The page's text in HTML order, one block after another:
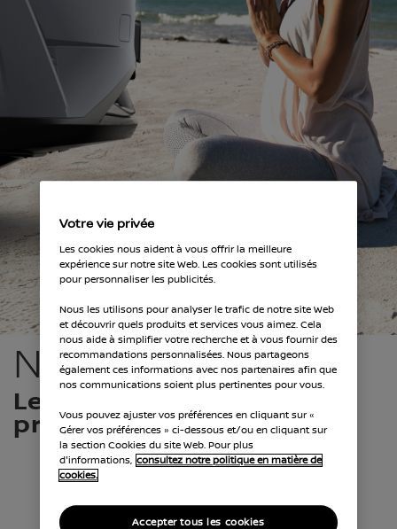
NISPRO
Le choix gagnant du
professionnel
NISPRO
Votre vie privée
Les cookies nous aident à vous offrir la meilleure
expérience sur notre site Web. Les cookies sont utilisés
pour personnaliser les publicités.
Nous les utilisons pour analyser le trafic de notre site Web
et découvrir quels produits et services vous aimez. Cela
nous aide à simplifier votre recherche et à vous fournir des
recommandations personnalisées. Nous partageons
également ces informations avec nos partenaires afin que
nos communications soient plus pertinentes pour vous.
Vous pouvez ajuster vos préférences en cliquant sur «
Gérer vos préférences » ci-dessous et/ou en cliquant sur
la section Cookies du site Web. Pour plus
d'informations, consultez notre politique en matière de
cookies.
Accepter tous les cookies